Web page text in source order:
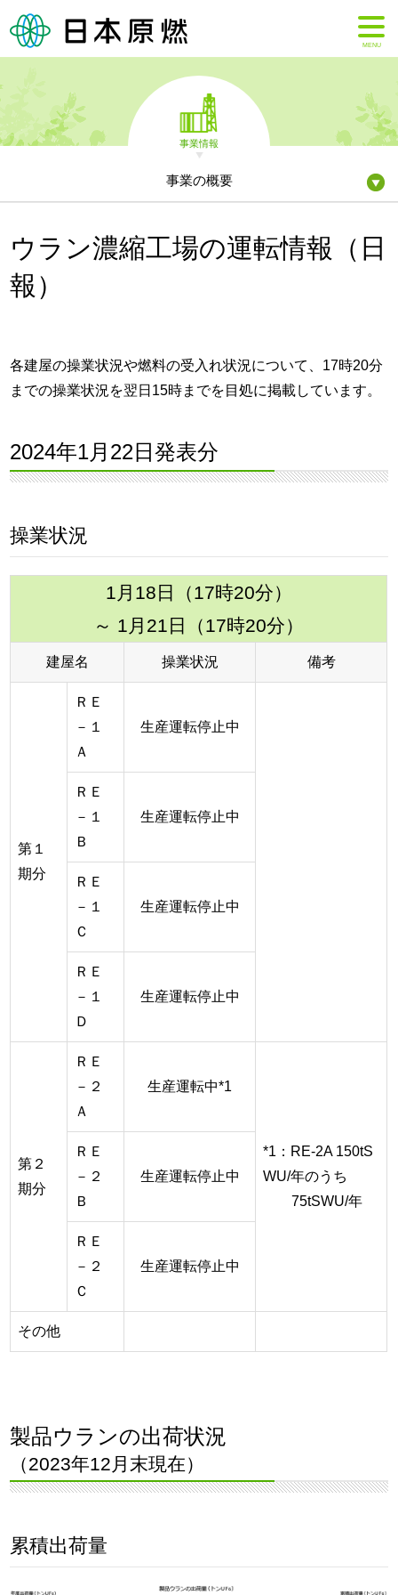
MENU
事業情報
事業の概要
ウラン濃縮工場の運転情報（日
報）
各建屋の操業状況や燃料の受入れ状況について、17時20分
までの操業状況を翌日15時までを目処に掲載しています。
2024年1月22日発表分
操業状況
1月18日（17時20分）
～ 1月21日（17時20分）
建屋名 操業状況 備考
第１
期分
ＲＥ
－１
Ａ
生産運転停止中
ＲＥ
－１
Ｂ
生産運転停止中
ＲＥ
－１
Ｃ
生産運転停止中
ＲＥ
－１
Ｄ
生産運転停止中
第２
期分
ＲＥ
－２
Ａ
生産運転中*1
*1：RE-2A 150tS
WU/年のうち
75tSWU/年
ＲＥ
－２
Ｂ
生産運転停止中
ＲＥ
－２
Ｃ
生産運転停止中
その他
製品ウランの出荷状況
（2023年12月末現在）
累積出荷量